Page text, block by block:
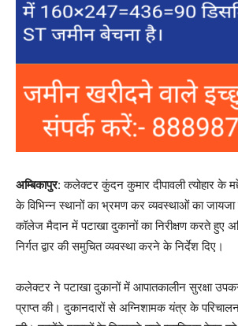
अम्बिकापुर: कलेक्टर कुंदन कुमार दीपावली त्योहार के
के विभिन्न स्थानों का भ्रमण कर व्यवस्थाओं का जायजा
कॉलेज मैदान में पटाखा दुकानों का निरीक्षण करते हुए
निर्गत द्वार की समुचित व्यवस्था करने के निर्देश दिए।
कलेक्टर ने पटाखा दुकानों में आपातकालीन सुरक्षा
प्राप्त की। दुकानदारों से अग्निशामक यंत्र के